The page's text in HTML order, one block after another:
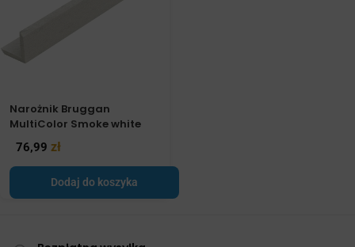
Narożnik Bruggan
MultiColor Smoke white
76,99 zł
Dodaj do koszyka